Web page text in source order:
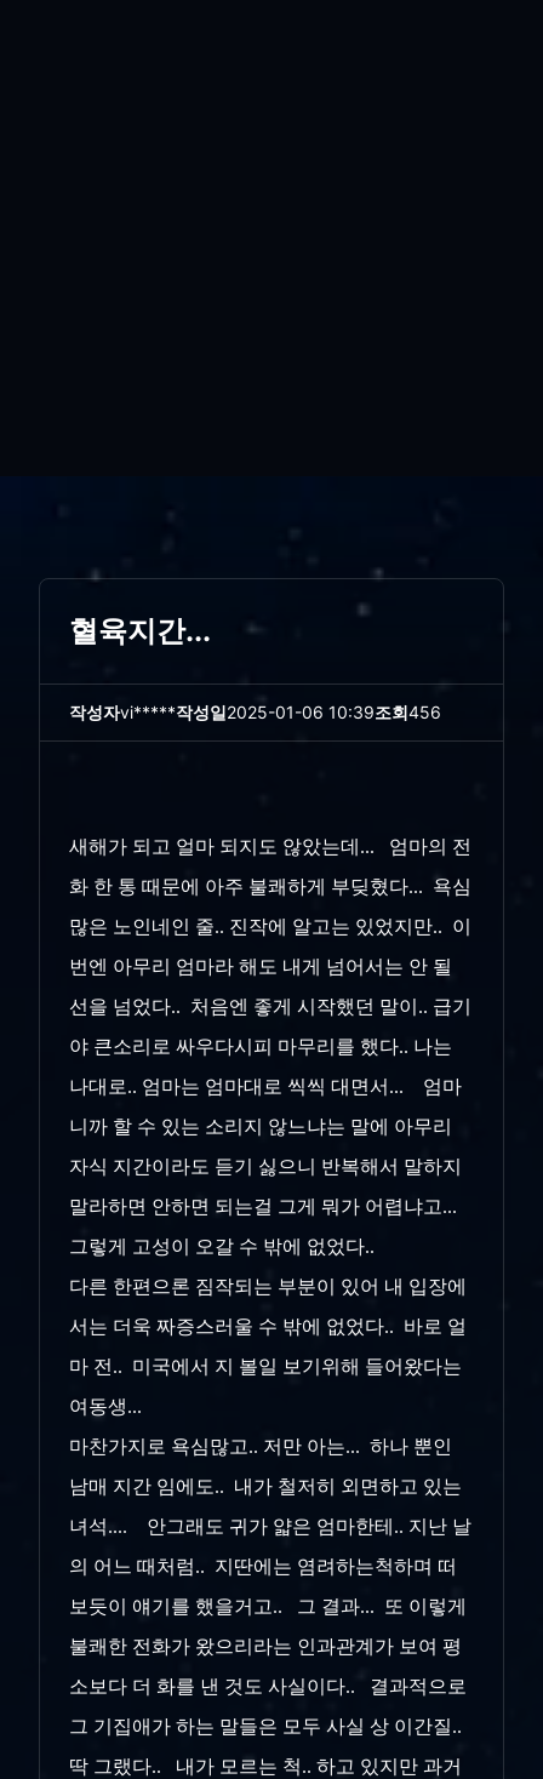
혈육지간...
작성자vi*****작성일2025-01-06 10:39조회456
새해가 되고 얼마 되지도 않았는데... 엄마의 전
화 한 통 때문에 아주 불쾌하게 부딪혔다... 욕심
많은 노인네인 줄.. 진작에 알고는 있었지만.. 이
번엔 아무리 엄마라 해도 내게 넘어서는 안 될
선을 넘었다.. 처음엔 좋게 시작했던 말이.. 급기
야 큰소리로 싸우다시피 마무리를 했다.. 나는
나대로.. 엄마는 엄마대로 씩씩 대면서... 엄마
니까 할 수 있는 소리지 않느냐는 말에 아무리
자식 지간이라도 듣기 싫으니 반복해서 말하지
말라하면 안하면 되는걸 그게 뭐가 어렵냐고...
그렇게 고성이 오갈 수 밖에 없었다..
다른 한편으론 짐작되는 부분이 있어 내 입장에
서는 더욱 짜증스러울 수 밖에 없었다.. 바로 얼
마 전.. 미국에서 지 볼일 보기위해 들어왔다는
여동생...
마찬가지로 욕심많고.. 저만 아는... 하나 뿐인
남매 지간 임에도.. 내가 철저히 외면하고 있는
녀석.... 안그래도 귀가 얇은 엄마한테.. 지난 날
의 어느 때처럼.. 지딴에는 염려하는척하며 떠
보듯이 얘기를 했을거고.. 그 결과... 또 이렇게
불쾌한 전화가 왔으리라는 인과관계가 보여 평
소보다 더 화를 낸 것도 사실이다.. 결과적으로
그 기집애가 하는 말들은 모두 사실 상 이간질..
딱 그랬다.. 내가 모르는 척.. 하고 있지만 과거